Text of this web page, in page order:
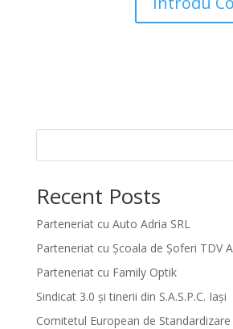
Recent Posts
Parteneriat cu Auto Adria SRL
Parteneriat cu Școala de Șoferi TDV
Parteneriat cu Family Optik
Sindicat 3.0 și tinerii din S.A.S.P.C. Iași
Comitetul European de